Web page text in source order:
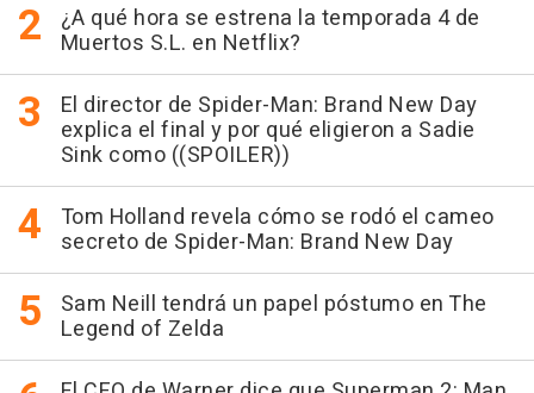
¿A qué hora se estrena la temporada 4 de
Muertos S.L. en Netflix?
El director de Spider-Man: Brand New Day
explica el final y por qué eligieron a Sadie
Sink como ((SPOILER))
Tom Holland revela cómo se rodó el cameo
secreto de Spider-Man: Brand New Day
Sam Neill tendrá un papel póstumo en The
Legend of Zelda